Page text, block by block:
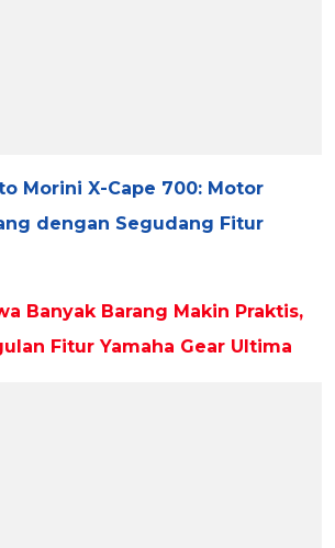
Morini X-Cape 700: Motor
dengan Segudang Fitur
Banyak Barang Makin Praktis,
Fitur Yamaha Gear Ultima